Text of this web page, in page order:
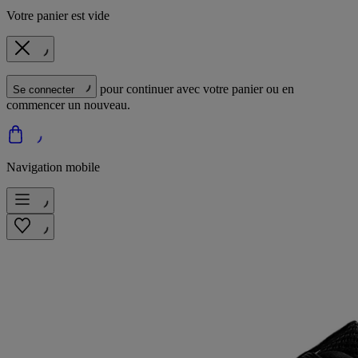
Votre panier est vide
Se connecter
pour continuer avec votre panier ou en
commencer un nouveau.
Navigation mobile